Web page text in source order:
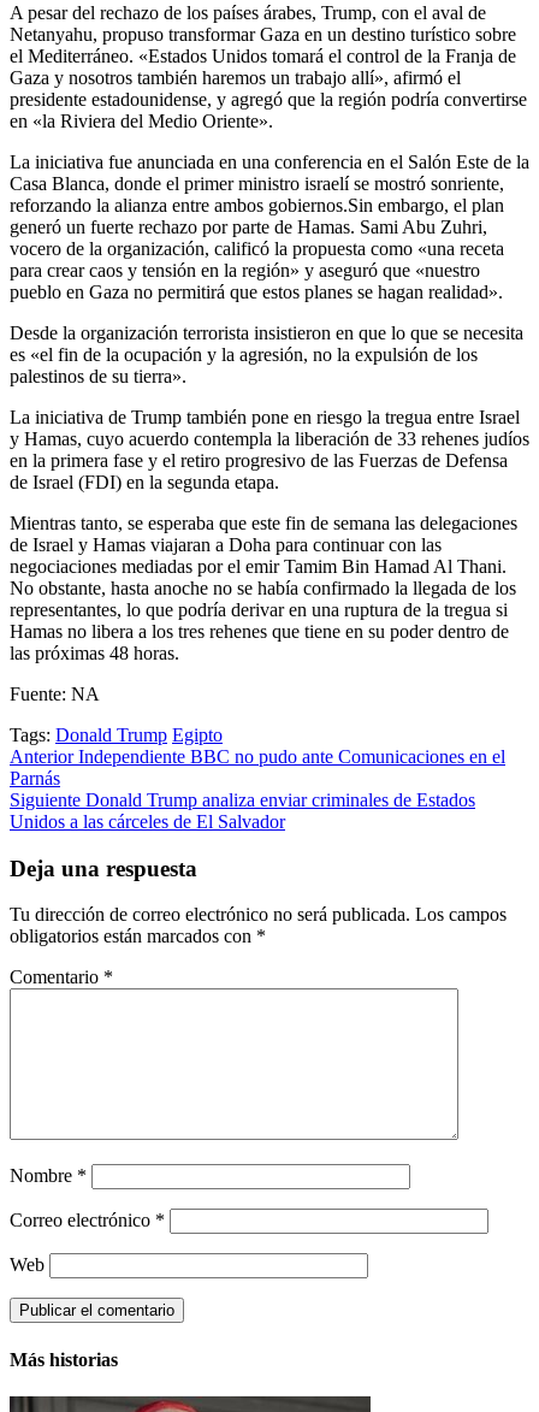
A pesar del rechazo de los países árabes, Trump, con el aval de
Netanyahu, propuso transformar Gaza en un destino turístico sobre
el Mediterráneo. «Estados Unidos tomará el control de la Franja de
Gaza y nosotros también haremos un trabajo allí», afirmó el
presidente estadounidense, y agregó que la región podría convertirse
en «la Riviera del Medio Oriente».
La iniciativa fue anunciada en una conferencia en el Salón Este de la
Casa Blanca, donde el primer ministro israelí se mostró sonriente,
reforzando la alianza entre ambos gobiernos.Sin embargo, el plan
generó un fuerte rechazo por parte de Hamas. Sami Abu Zuhri,
vocero de la organización, calificó la propuesta como «una receta
para crear caos y tensión en la región» y aseguró que «nuestro
pueblo en Gaza no permitirá que estos planes se hagan realidad».
Desde la organización terrorista insistieron en que lo que se necesita
es «el fin de la ocupación y la agresión, no la expulsión de los
palestinos de su tierra».
La iniciativa de Trump también pone en riesgo la tregua entre Israel
y Hamas, cuyo acuerdo contempla la liberación de 33 rehenes judíos
en la primera fase y el retiro progresivo de las Fuerzas de Defensa
de Israel (FDI) en la segunda etapa.
Mientras tanto, se esperaba que este fin de semana las delegaciones
de Israel y Hamas viajaran a Doha para continuar con las
negociaciones mediadas por el emir Tamim Bin Hamad Al Thani.
No obstante, hasta anoche no se había confirmado la llegada de los
representantes, lo que podría derivar en una ruptura de la tregua si
Hamas no libera a los tres rehenes que tiene en su poder dentro de
las próximas 48 horas.
Fuente: NA
Tags: Donald Trump Egipto
Post
navigation
AnteriorIndependiente BBC no pudo ante Comunicaciones en el
Parnás
Siguiente Donald Trump analiza enviar criminales de Estados
Unidos a las cárceles de El Salvador
Deja una respuesta
Tu dirección de correo electrónico no será publicada. Los campos
obligatorios están marcados con *
Comentario *
Nombre *
Correo electrónico *
Web
Más historias